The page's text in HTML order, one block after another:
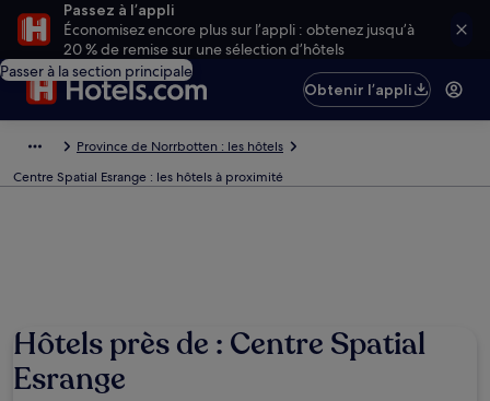
Passez à l’appli
Économisez encore plus sur l’appli : obtenez jusqu’à
20 % de remise sur une sélection d’hôtels
Passer à la section principale
Obtenir l’appli
Province de Norrbotten : les hôtels
Centre Spatial Esrange : les hôtels à proximité
Hôtels près de : Centre Spatial
Esrange